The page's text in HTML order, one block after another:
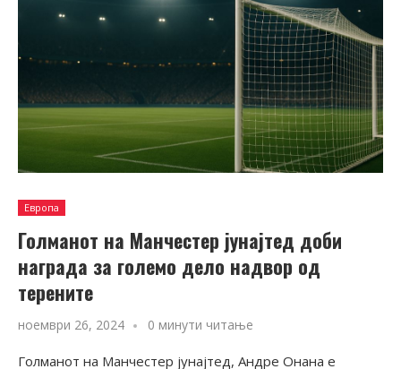
Европа
Голманот на Манчестер јунајтед доби
награда за големо дело надвор од
терените
ноември 26, 2024 0 минути читање
Голманот на Манчестер јунајтед, Андре Онана е